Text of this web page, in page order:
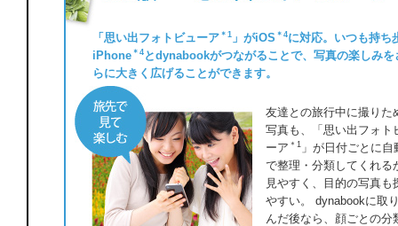
「思い出フォトビューア＊1 」がiOS ＊4に対応。いつも持ち
iPhone＊4とdynabookがつながることで、写真の楽しみを
らに大きく広げることができます。
友達との旅行中に撮りた
写真も、「思い出フォト
ーア ＊1 」が日付ごとに自
で整理・分類してくれる
見やすく、目的の写真も
やすい。 dynabookに取
んだ後なら、顔ごとの分